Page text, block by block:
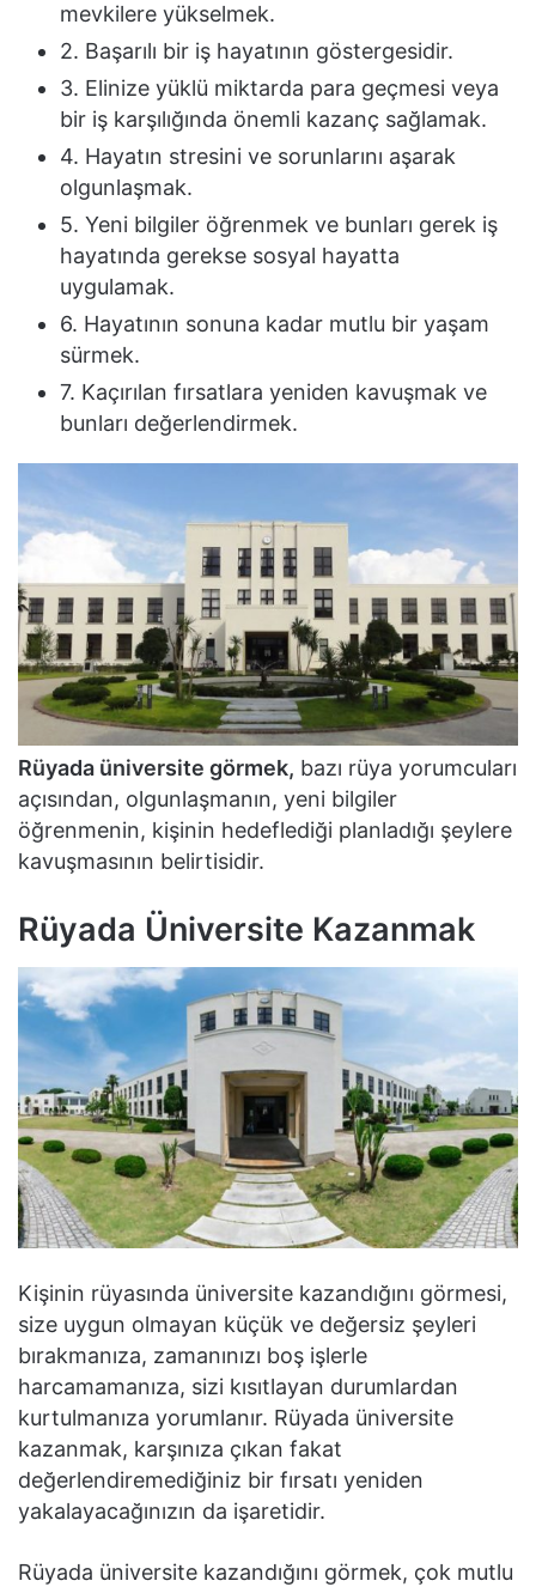
mevkilere yükselmek.
2. Başarılı bir iş hayatının göstergesidir.
3. Elinize yüklü miktarda para geçmesi veya
bir iş karşılığında önemli kazanç sağlamak.
4. Hayatın stresini ve sorunlarını aşarak
olgunlaşmak.
5. Yeni bilgiler öğrenmek ve bunları gerek iş
hayatında gerekse sosyal hayatta
uygulamak.
6. Hayatının sonuna kadar mutlu bir yaşam
sürmek.
7. Kaçırılan fırsatlara yeniden kavuşmak ve
bunları değerlendirmek.
Rüyada üniversite görmek, bazı rüya yorumcuları
açısından, olgunlaşmanın, yeni bilgiler
öğrenmenin, kişinin hedeflediği planladığı şeylere
kavuşmasının belirtisidir.
Rüyada Üniversite Kazanmak
Kişinin rüyasında üniversite kazandığını görmesi,
size uygun olmayan küçük ve değersiz şeyleri
bırakmanıza, zamanınızı boş işlerle
harcamamanıza, sizi kısıtlayan durumlardan
kurtulmanıza yorumlanır. Rüyada üniversite
kazanmak, karşınıza çıkan fakat
değerlendiremediğiniz bir fırsatı yeniden
yakalayacağınızın da işaretidir.
Rüyada üniversite kazandığını görmek, çok mutlu